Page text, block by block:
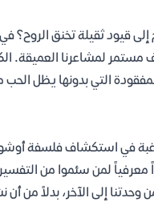
ثقيلة تخنق الروح؟ في
مستمر لمشاعرنا العميقة.
التي بدونها يظل
في استكشاف فلسفة أوشو
معرفياً لمن سئموا من
إلى الآخر، بدلاً من